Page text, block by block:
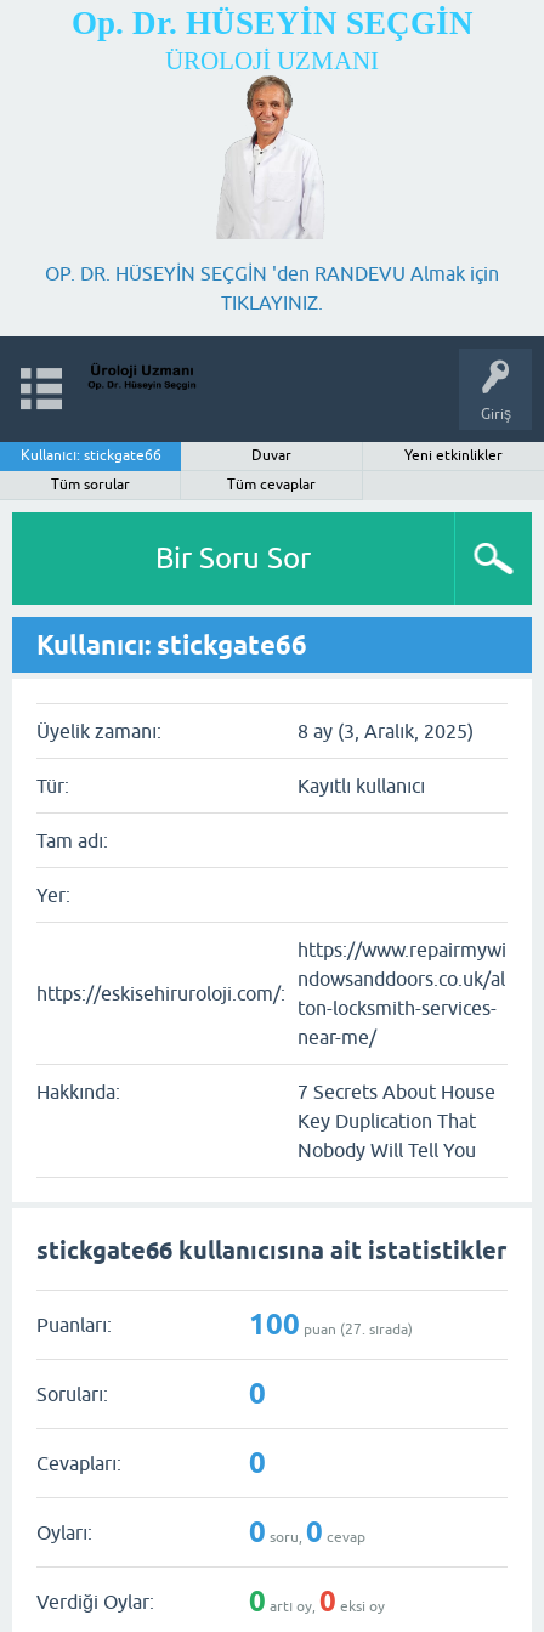
Op. Dr. HÜSEYİN SEÇGİN
ÜROLOJİ UZMANI
OP. DR. HÜSEYİN SEÇGİN 'den RANDEVU Almak için
TIKLAYINIZ.
Giriş
Kullanıcı: stickgate66 Duvar
Yeni etkinlikler
Tüm sorular
Tüm cevaplar
Bir Soru Sor
Kullanıcı: stickgate66
Üyelik zamanı: 8 ay (3, Aralık, 2025)
Tür: Kayıtlı kullanıcı
Tam adı:
Yer:
https://eskisehiruroloji.com/:
https://www.repairmywi
ndowsanddoors.co.uk/al
ton-locksmith-services-
near-me/
Hakkında:
7 Secrets About House
Key Duplication That
Nobody Will Tell You
stickgate66 kullanıcısına ait istatistikler
Puanları: 100 puan (27 . sırada)
Soruları: 0
Cevapları: 0
Oyları: 0 soru, 0 cevap
Verdiği Oylar: 0 artı oy, 0 eksi oy